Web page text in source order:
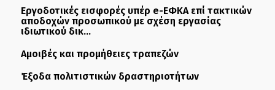
Εργοδοτικές εισφορές υπέρ e-ΕΦΚΑ επί τακτικών
αποδοχών προσωπικού με σχέση εργασίας
ιδιωτικού δικ...
Αμοιβές και προμήθειες τραπεζών
Έξοδα πολιτιστικών δραστηριοτήτων